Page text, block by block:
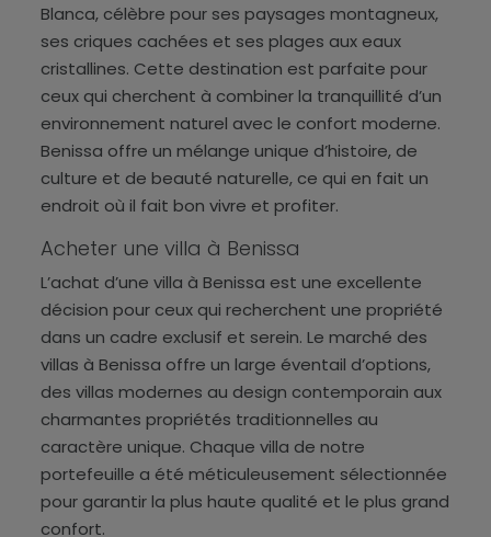
Blanca, célèbre pour ses paysages montagneux,
ses criques cachées et ses plages aux eaux
cristallines. Cette destination est parfaite pour
ceux qui cherchent à combiner la tranquillité d’un
environnement naturel avec le confort moderne.
Benissa offre un mélange unique d’histoire, de
culture et de beauté naturelle, ce qui en fait un
endroit où il fait bon vivre et profiter.
Acheter une villa à Benissa
L’achat d’une villa à Benissa est une excellente
décision pour ceux qui recherchent une propriété
dans un cadre exclusif et serein. Le marché des
villas à Benissa offre un large éventail d’options,
des villas modernes au design contemporain aux
charmantes propriétés traditionnelles au
caractère unique. Chaque villa de notre
portefeuille a été méticuleusement sélectionnée
pour garantir la plus haute qualité et le plus grand
confort.